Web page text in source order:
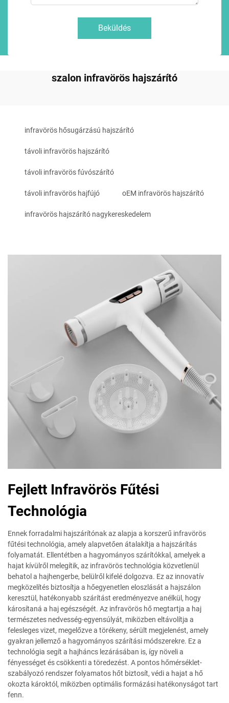
Beküldés
szalon infravörös hajszárító
infravörös hősugárzású hajszárító
távoli infravörös hajszárító
távoli infravörös fúvószárító
távoli infravörös hajfújó oEM infravörös hajszárító
infravörös hajszárító nagykereskedelem
Fejlett Infravörös Fűtési
Technológia
Ennek forradalmi hajszárítónak az alapja a korszerű infravörös
fűtési technológia, amely alapvetően átalakítja a hajszárítás
folyamatát. Ellentétben a hagyományos szárítókkal, amelyek a
hajat kívülről melegítik, az infravörös technológia közvetlenül
behatol a hajhengerbe, belülről kifelé dolgozva. Ez az innovatív
megközelítés biztosítja a hőegyenetlen eloszlását a hajszálon
keresztül, hatékonyabb szárítást eredményezve anélkül, hogy
károsítaná a haj egészségét. Az infravörös hő megtartja a haj
természetes nedvesség-egyensúlyát, miközben eltávolítja a
felesleges vizet, megelőzve a törékeny, sérült megjelenést, amely
gyakran jellemző a hagyományos szárítási módszerekre. Ez a
technológia segít a hajháncs lezárásában is, így növeli a
fényességet és csökkenti a töredezést. A pontos hőmérséklet-
szabályozó rendszer folyamatos hőt biztosít, védi a hajat a hő
okozta károktól, miközben optimális formázási hatékonyságot tart
fenn.